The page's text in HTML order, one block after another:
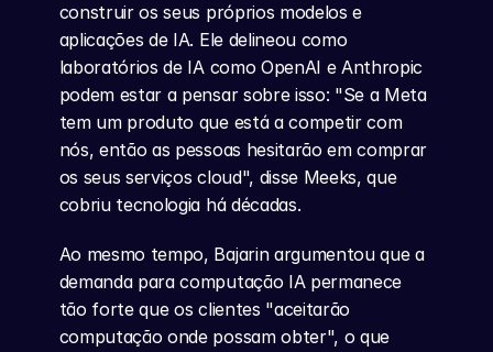
construir os seus próprios modelos e
aplicações de IA. Ele delineou como
laboratórios de IA como OpenAI e Anthropic
podem estar a pensar sobre isso: "Se a Meta
tem um produto que está a competir com
nós, então as pessoas hesitarão em comprar
os seus serviços cloud", disse Meeks, que
cobriu tecnologia há décadas.
Ao mesmo tempo, Bajarin argumentou que a
demanda para computação IA permanece
tão forte que os clientes "aceitarão
computação onde possam obter", o que